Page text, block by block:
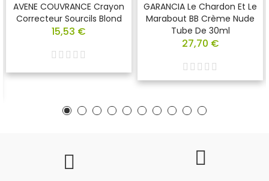
AVENE COUVRANCE Crayon
Correcteur Sourcils Blond
15,53 €
GARANCIA Le Chardon Et Le
Marabout BB Crème Nude
Tube De 30ml
27,70 €